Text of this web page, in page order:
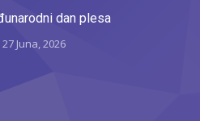
dan plesa
27 Juna, 2026